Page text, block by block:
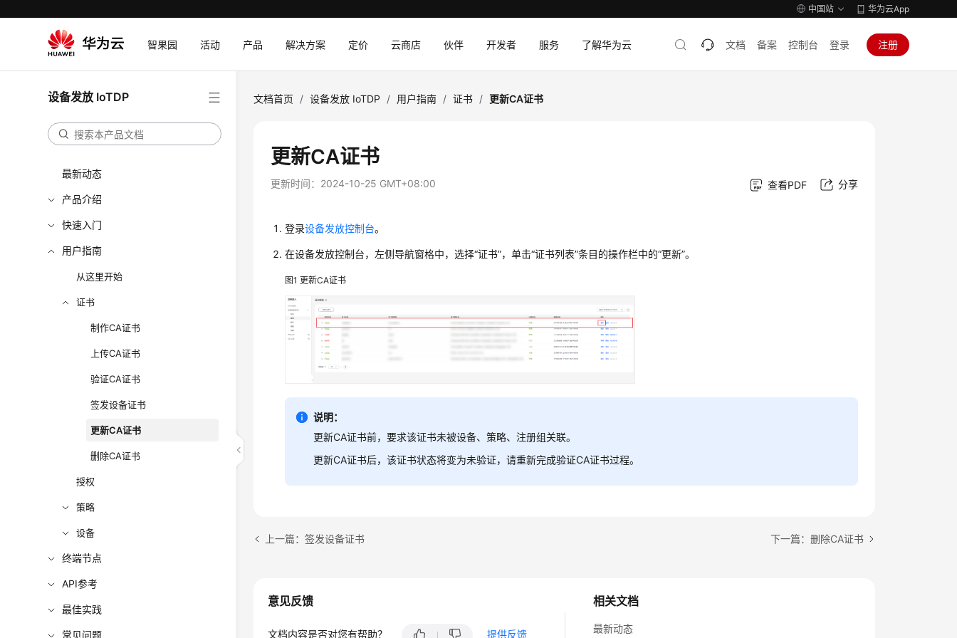
中国站 华为云App
智果园 活动 产品 解决方案 定价 云商店 伙伴 开发者 服务 了解华为云 文档 备案 控制台 登录 注册
设备发放 IoTDP
最新动态
产品介绍
快速入门
用户指南
从这里开始
证书
制作CA证书
上传CA证书
验证CA证书
签发设备证书
更新CA证书
删除CA证书
授权
策略
设备
终端节点
API参考
最佳实践
常见问题
文档首页 / 设备发放 IoTDP / 用户指南 / 证书 / 更新CA证书
更新CA证书
更新时间： 2024-10-25 GMT+08:00 查看PDF 分享
登录设备发放控制台。
在设备发放控制台，左侧导航窗格中，选择“证书”，单击“证书列表”条目的操作栏中的“更新”。
图1更新CA证书
说明：
更新CA证书前，要求该证书未被设备、策略、注册组关联。
更新CA证书后，该证书状态将变为未验证，请重新完成验证CA证书过程。
上一篇：签发设备证书 下一篇：删除CA证书
相关文档
最新动态
意见反馈
文档内容是否对您有帮助？ 提供反馈